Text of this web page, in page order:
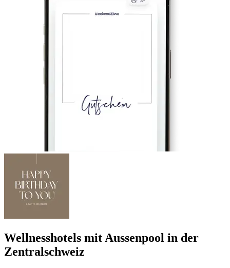
Wellnesshotels mit Aussenpool in der
Zentralschweiz